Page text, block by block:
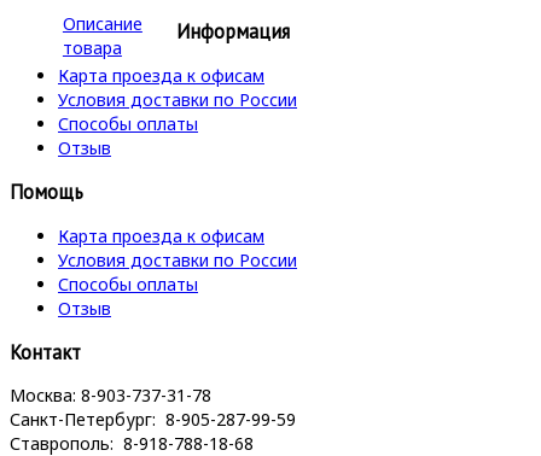
Описание
товара
Информация
Карта проезда к офисам
Условия доставки по России
Способы оплаты
Отзыв
Помощь
Карта проезда к офисам
Условия доставки по России
Способы оплаты
Отзыв
Контакт
Москва: 8-903-737-31-78
Санкт-Петербург: 8-905-287-99-59
Ставрополь: 8-918-788-18-68